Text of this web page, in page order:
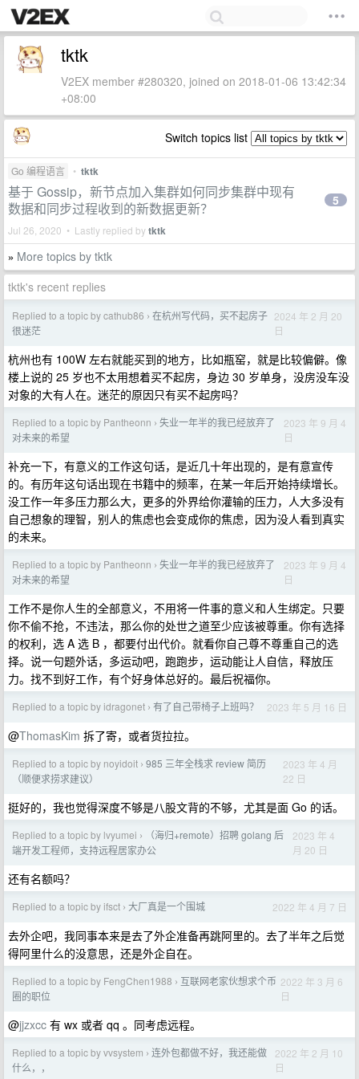
tktk
V2EX member #280320, joined on 2018-01-06 13:42:34
+08:00
Switch topics list
Go 编程语言 • tktk
基于 Gossip，新节点加入集群如何同步集群中现有
数据和同步过程收到的新数据更新？
Jul 26, 2020 • Lastly replied bytktk
5
» More topics by tktk
tktk's recent replies
Replied to a topic by cathub86 › 在杭州写代码，买不起房子
很迷茫
2024 年 2 月 20
日
杭州也有 100W 左右就能买到的地方，比如瓶窑，就是比较偏僻。像
楼上说的 25 岁也不太用想着买不起房，身边 30 岁单身，没房没车没
对象的大有人在。迷茫的原因只有买不起房吗？
Replied to a topic by Pantheonn › 失业一年半的我已经放弃了
对未来的希望
2023 年 9 月 4
日
补充一下，有意义的工作这句话，是近几十年出现的，是有意宣传
的。有历年这句话出现在书籍中的频率，在某一年后开始持续增长。
没工作一年多压力那么大，更多的外界给你灌输的压力，人大多没有
自己想象的理智，别人的焦虑也会变成你的焦虑，因为没人看到真实
的未来。
Replied to a topic by Pantheonn › 失业一年半的我已经放弃了
对未来的希望
2023 年 9 月 4
日
工作不是你人生的全部意义，不用将一件事的意义和人生绑定。只要
你不偷不抢，不违法，那么你的处世之道至少应该被尊重。你有选择
的权利，选 A 选 B ，都要付出代价。就看你自己尊不尊重自己的选
择。说一句题外话，多运动吧，跑跑步，运动能让人自信，释放压
力。找不到好工作，有个好身体总好的。最后祝福你。
Replied to a topic by idragonet › 有了自己带椅子上班吗？ 2023 年 5 月 16 日
@ThomasKim 拆了寄，或者货拉拉。
Replied to a topic by noyidoit › 985 三年全栈求 review 简历
（顺便求捞求建议）
2023 年 4 月
22 日
挺好的，我也觉得深度不够是八股文背的不够，尤其是面 Go 的话。
Replied to a topic by lvyumei ›
（海归+remote）招聘 golang 后
端开发工程师，支持远程居家办公
2023 年 4
月 20 日
还有名额吗？
Replied to a topic by ifsct › 大厂真是一个围城 2022 年 4 月 7 日
去外企吧，我同事本来是去了外企准备再跳阿里的。去了半年之后觉
得阿里什么的没意思，还是外企自在。
Replied to a topic by FengChen1988 › 互联网老家伙想求个币
圈的职位
2022 年 3 月 6
日
@jjzxcc 有 wx 或者 qq 。同考虑远程。
Replied to a topic by vvsystem › 连外包都做不好，我还能做
什么，，
2022 年 2 月 10
日